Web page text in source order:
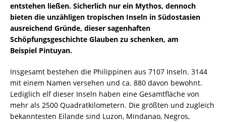
entstehen ließen. Sicherlich nur ein Mythos, dennoch
bieten die unzähligen tropischen Inseln in Südostasien
ausreichend Gründe, dieser sagenhaften
Schöpfungsgeschichte Glauben zu schenken, am
Beispiel Pintuyan.
Insgesamt bestehen die Philippinen aus 7107 Inseln. 3144
mit einem Namen versehen und ca. 880 davon bewohnt.
Lediglich elf dieser Inseln haben eine Gesamtfläche von
mehr als 2500 Quadratkilometern. Die größten und zugleich
bekanntesten Eilande sind Luzon, Mindanao, Negros,